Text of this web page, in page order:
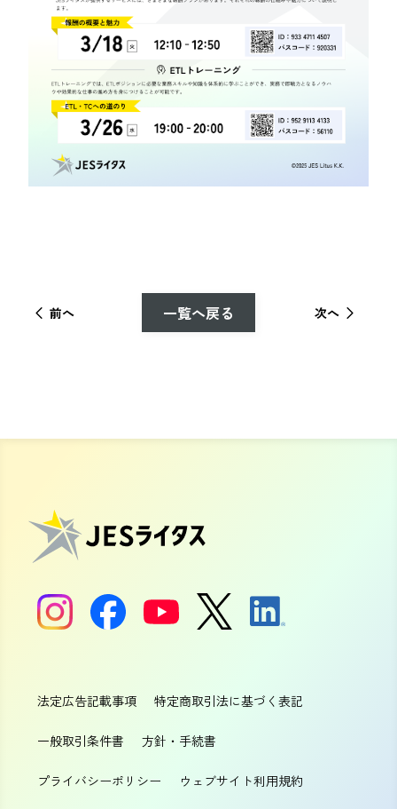
前へ 一覧へ戻る 次へ
法定広告記載事項 特定商取引法に基づく表記
一般取引条件書 方針・手続書
プライバシーポリシー ウェブサイト利用規約